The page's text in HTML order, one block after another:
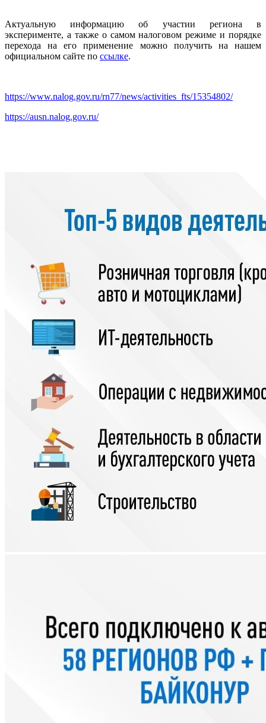
Актуальную информацию об участии региона в
эксперименте, а также о самом налоговом режиме и порядке
перехода на его применение можно получить на нашем
официальном сайте по ссылке.
https://www.nalog.gov.ru/rn77/news/activities_fts/15354802/
https://ausn.nalog.gov.ru/